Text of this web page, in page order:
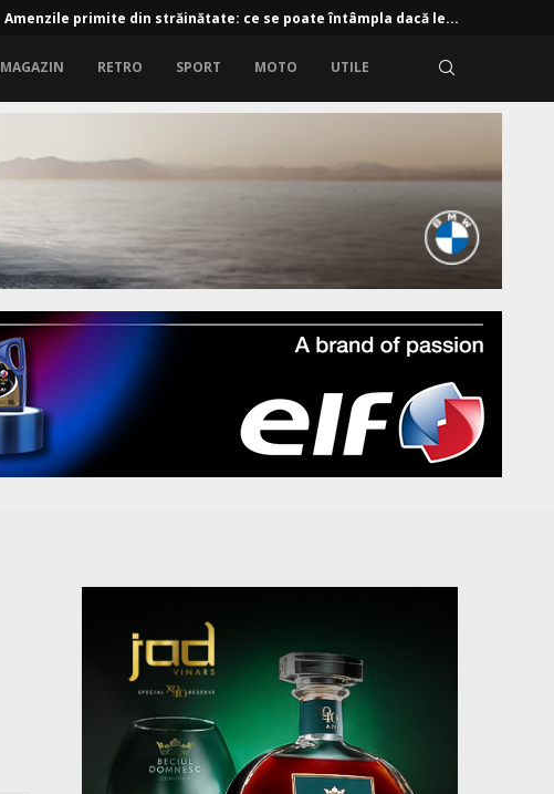
Amenzile primite din străinătate: ce se poate întâmpla dacă le...
MAGAZIN RETRO SPORT MOTO UTILE